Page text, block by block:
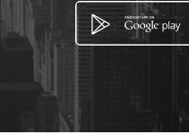
ซอย บ้านเชียงแ
คลาน อำเภอเมือ